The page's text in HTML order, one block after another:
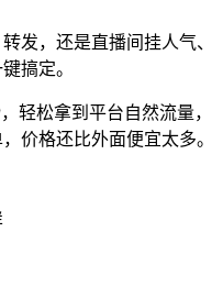
发，还是直播间挂人气、
搞定。
轻松拿到平台自然流量，
价格还比外面便宜太多。